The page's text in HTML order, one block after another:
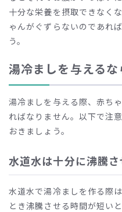
十分な栄養を摂取できなく
ゃんがぐずらないのであれ
う。
湯冷ましを与える
湯冷ましを与える際、赤ち
ればなりません。以下で注
おきましょう。
水道水は十分に沸騰さ
水道水で湯冷ましを作る際
とき沸騰させる時間が短い